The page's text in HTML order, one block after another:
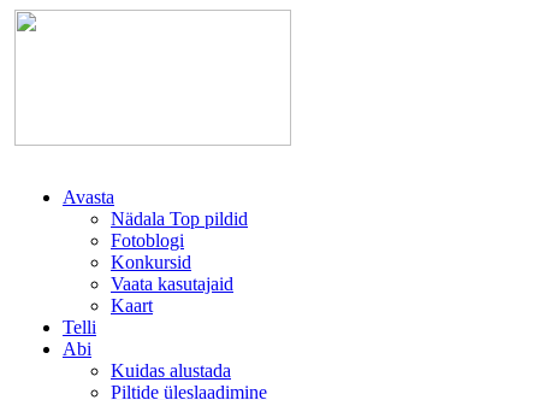
Avasta
Nädala Top pildid
Fotoblogi
Konkursid
Vaata kasutajaid
Kaart
Telli
Abi
Kuidas alustada
Piltide üleslaadimine